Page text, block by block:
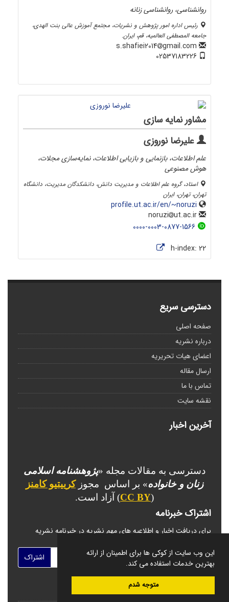
این وب سایت از کوکی ها برای اطمینان از ارائه
بهترین خدمات استفاده می کند.
متوجه شدم
روانشناسی، روانشناسی زنانه
رئیس اداره امور پژوهش و نشریات، مجتمع آموزش عالی بنت الهدی،
جامعه المصطفی العالمیه، قم، ایران.
gmail.com
مشاور نمایه سازی
علیرضا نوروزی
علم اطلاعات، بازنمایی و بازیابی اطلاعات، نمایه‌سازی مجلات،
هوش مصنوعی
استاد، گروه علم اطلاعات و مدیریت دانش، دانشکدگان مدیریت، دانشگاه
تهران، تهران، ایران
profile.ut.ac.ir/en/~noruzi
ut.ac.ir
0000-0003-0877-1566
h-index: 22
دسترسی سریع
صفحه اصلی
درباره نشریه
اعضای هیات تحریریه
ارسال مقاله
تماس با ما
نقشه سایت
آخرین اخبار
دسترسی به مقالات مجله «پژوهشنامه اسلامی
زنان و خانواده» بر اساس مجوزکرییتیو کامنز
(
CC BY) آزاد است.
اشتراک خبرنامه
برای دریافت اخبار و اطلاعیه های مهم نشریه در خبرنامه نشریه
اشتراک